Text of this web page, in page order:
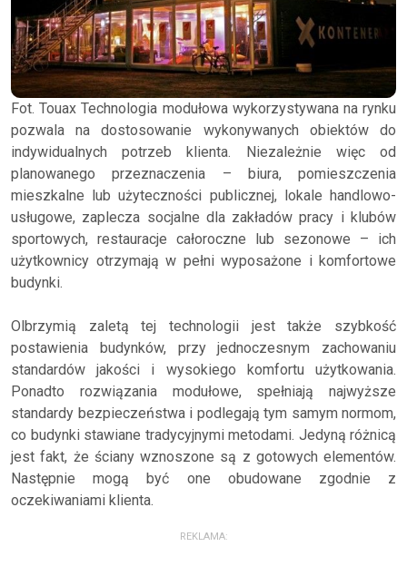
Fot. Touax Technologia modułowa wykorzystywana na rynku
pozwala na dostosowanie wykonywanych obiektów do
indywidualnych potrzeb klienta. Niezależnie więc od
planowanego przeznaczenia – biura, pomieszczenia
mieszkalne lub użyteczności publicznej, lokale handlowo-
usługowe, zaplecza socjalne dla zakładów pracy i klubów
sportowych, restauracje całoroczne lub sezonowe – ich
użytkownicy otrzymają w pełni wyposażone i komfortowe
budynki.
Olbrzymią zaletą tej technologii jest także szybkość
postawienia budynków, przy jednoczesnym zachowaniu
standardów jakości i wysokiego komfortu użytkowania.
Ponadto rozwiązania modułowe, spełniają najwyższe
standardy bezpieczeństwa i podlegają tym samym normom,
co budynki stawiane tradycyjnymi metodami. Jedyną różnicą
jest fakt, że ściany wznoszone są z gotowych elementów.
Następnie mogą być one obudowane zgodnie z
oczekiwaniami klienta.
REKLAMA: